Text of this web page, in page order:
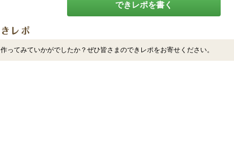
できレポを書く
作ってみていかがでしたか？ぜひ皆さまのできレポをお寄せください。